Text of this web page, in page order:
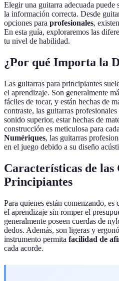
Elegir una guitarra adecuada puede
la información correcta. Desde
opciones para profesionales,
En esta guía, exploraremos las
tu nivel de habilidad.
¿Por qué Importa la
Las guitarras para principiantes
el aprendizaje. Son generalmente
fáciles de tocar, y están hechas de
contraste, las guitarras
sonido superior, estar hechas de
construcción es meticulosa para
Numériques, las guitarras
en el juego debido a su diseño
Características de
Principiantes
Para quienes están comenzando,
el aprendizaje sin romper el
generalmente poseen cuerdas de
dedos. Además, son ligeras y
instrumento permita facilidad de
cada acorde.